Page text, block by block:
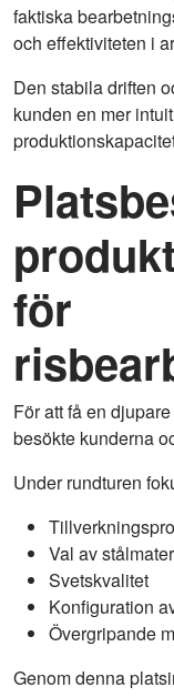
faktiska
och effektiviteten i
Den stabila driften
kunden en mer
för
För att få en
besökte kunderna
Under rundturen
Val av
Svetskvalitet
Konfiguration
Övergripande
Genom denna